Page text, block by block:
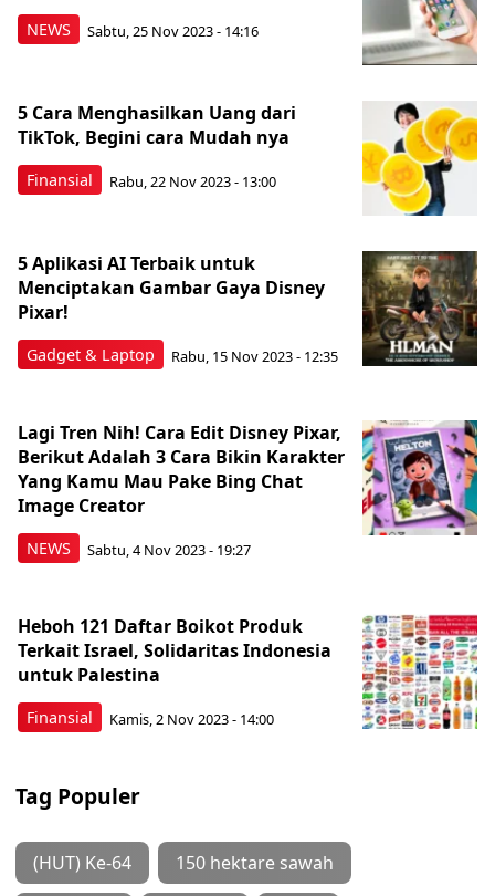
NEWS Sabtu, 25 Nov 2023 - 14:16
Finansial
5 Cara Menghasilkan Uang dari
TikTok, Begini cara Mudah nya
Rabu, 22 Nov 2023 - 13:00
Gadget & Laptop
5 Aplikasi AI Terbaik untuk
Menciptakan Gambar Gaya Disney
Pixar!
Rabu, 15 Nov 2023 - 12:35
NEWS
Lagi Tren Nih! Cara Edit Disney Pixar,
Berikut Adalah 3 Cara Bikin Karakter
Yang Kamu Mau Pake Bing Chat
Image Creator
Sabtu, 4 Nov 2023 - 19:27
Finansial
Heboh 121 Daftar Boikot Produk
Terkait Israel, Solidaritas Indonesia
untuk Palestina
Kamis, 2 Nov 2023 - 14:00
Tag Populer
(HUT) Ke-64 150 hektare sawah